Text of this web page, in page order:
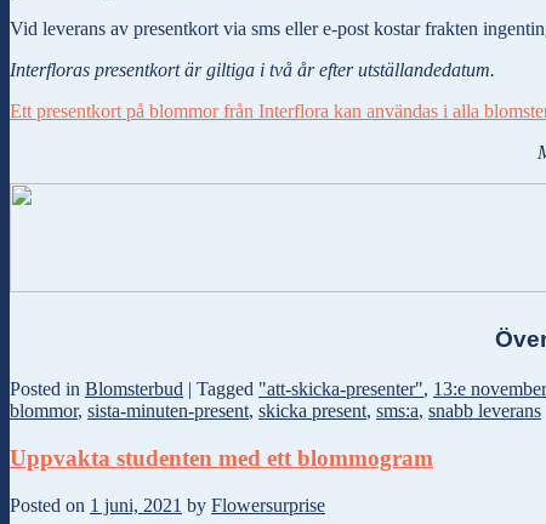
Vid leverans av presentkort via sms eller e-post kostar frakten
Interfloras presentkort är giltiga i två år efter utställandedatum.
Ett presentkort på blommor från Interflora kan användas i alla
Posted in Blomsterbud | Tagged "att-skicka-presenter", 13:e november
blommor, sista-minuten-present, skicka present, sms:a, snabb leverans
Uppvakta studenten med ett blommogram
Posted on 1 juni, 2021 by Flowersurprise